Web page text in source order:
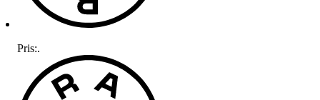
Pris:.